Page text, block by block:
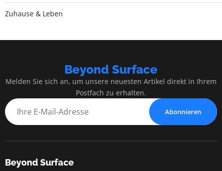
Zuhause & Leben
Beyond Surface
Melden Sie sich an, um unsere neuesten Artikel direkt in Ihrem
Postfach zu erhalten.
Abonnieren
Beyond Surface